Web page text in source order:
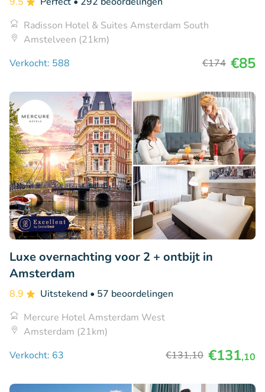
Radisson Hotel & Suites Amsterdam South
Amstelveen (21km)
Verkocht: 588
€174 €85
Luxe overnachting voor 2 + ontbijt in
Amsterdam
8.9 Uitstekend • 57 beoordelingen
Mercure Hotel Amsterdam West
Amsterdam (21km)
Verkocht: 63
€131,10 €131,10